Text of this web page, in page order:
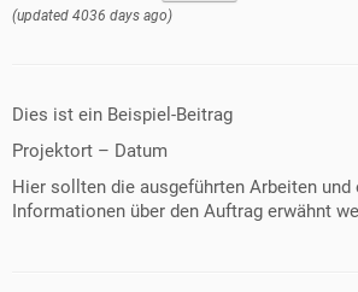
(updated 4036 days ago)
Dies ist ein Beispiel-Beitrag
Projektort – Datum
Hier sollten die ausgeführten Arbeiten
Informationen über den Auftrag erwähnt